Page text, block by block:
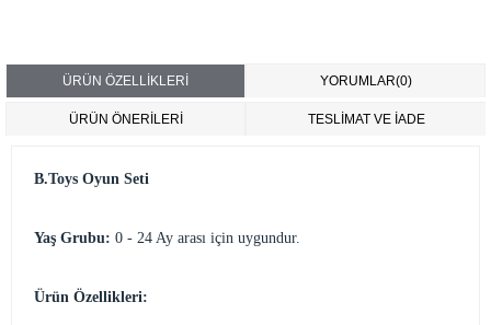
ÜRÜN ÖZELLIKLERI YORUMLAR(0)
ÜRÜN ÖNERILERI TESLİMAT VE İADE
B.Toys Oyun Seti
Yaş Grubu: 0 - 24 Ay arası için uygundur.
Ürün Özellikleri: